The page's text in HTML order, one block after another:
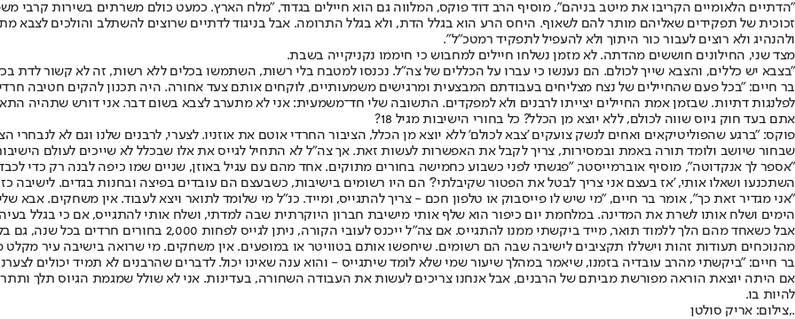
"הדתיים הלאומיים הקריבו את מיטב בניהם", מוסיף הרב דוד פוקס, המלווה גם הוא חיילים בגדוד, "מלח הארץ. כמעט כולם משרתים בשירות
זכוכית של תפקידים שאליהם מותר להם לשאוף. היחס הרע הוא בגלל הדת, ולא בגלל התרומה. אבל בניגוד לדתיים שרוצים להשתלב והולכים לצבא
ולהנהיג ולא רוצים לעבור כור היתוך ולא להעפיל לתפקיד רמטכ"ל".
מצד שני, החילונים חוששים מהדתה. לא מזמן נשלחו חיילים למחבוש כי חיממו נקניקייה בשבת.
"בצבא יש כללים, והצבא שייך לכולם. הם נענשו כי עברו על הכללים של צה"ל. נכנסו למטבח בלי רשות, השתמשו בכלים ללא רשות, זה לא קשור לדת
בר חיים: "בכל פעם שהחיילים של נצח מצליחים בעבודתם המבצעית ומרגישים משמעותיים, לוקחים אותם צעד אחורה. היה תכנון להקים חטיבה
לפלנגות דתיות. שבזמן אמת החיילים יצייתו לרבנים ולא למפקדים. התשובה שלי חד־משמעית: אני לא מתערב לצבא בשום דבר. אני דורש שתהיה
אתם בעד חוק גיוס שווה לכולם, ללא יוצא מן הכלל? כל בחורי הישיבות מגיל 18?
פוקס: "ברגע שהפוליטיקאים ואחים לנשק צועקים 'צבא לכולם' ללא יוצא מן הכלל, הציבור החרדי אוטם את אוזניו. לצערי, לרבנים שלנו וגם לא לנבחרי
שבחור שיושב ולומד תורה באמת ובמסירות, צריך לקבל את האפשרות לעשות זאת. אך צה"ל לא התחיל לגייס את אלו שבכלל לא שייכים לעולם
"אספר לך אנקדוטה", מוסיף אוברמייסטר, "פגשתי לפני כשבוע כחמישה בחורים מתוקים. אחד מהם עם עגיל באוזן, שניים שמו כיפה לבנה רק כדי
השתכנעו ושאלו אותי, 'אז בעצם אני צריך לבטל את הפטור שקיבלתי?' הם היו רשומים בישיבות, כשבעצם הם עובדים בפיצה ובחנות בגדים. לישיבה
"אני מגדיר זאת כך", אומר בר חיים, "מי שיש לו פייסבוק או טלפון חכם - צריך להתגייס, ומייד. כנ"ל מי שלומד לתואר ויצא לעבוד. אין משחקים.
הימים ושלח אותו לשרת את המדינה. במלחמת יום כיפור הוא שלף אותי מישיבת חברון היוקרתית שבה למדתי, ושלח אותי להתגייס, אם כי בגלל
אבל כשאחד מהם הלך ללמוד תואר, מייד ביקשתי ממנו להתגייס.
מהנוכחים תעודות זהות וישללו תקציבים לישיבה שבה הם רשומים. שיחפשו אותם בטוויטר או במופעים. אין משחקים. מי שרואה בישיבה עיר מקלט
בר חיים: "ביקשתי מהרב עובדיה בזמנו, שיאמר במהלך שיעור שמי שלא לומד שיתגייס - והוא ענה שאינו יכול. לדברים שהרבנים לא תמיד יכולים
אם היתה יוצאת הוראה מפורשת מביתם של הרבנים, אבל אנחנו צריכים לעשות את העבודה השחורה, בעדינות. אני לא שולל שמגמת הגיוס תלך
להיות בו.
.,צילום: אריק סולטן